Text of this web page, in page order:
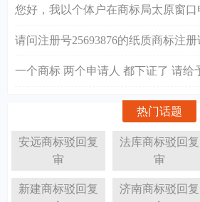
您好，我以个体户在商标局太原窗口
请问注册号25693876的纸质商标注册
一个商标 两个申请人 都下证了 请给
热门话题
安远商标驳回复
审
法库商标驳回复
审
新建商标驳回复
济南商标驳回复